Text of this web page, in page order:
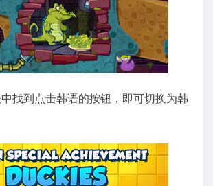
找到点击韩语的按钮，即可切换为韩